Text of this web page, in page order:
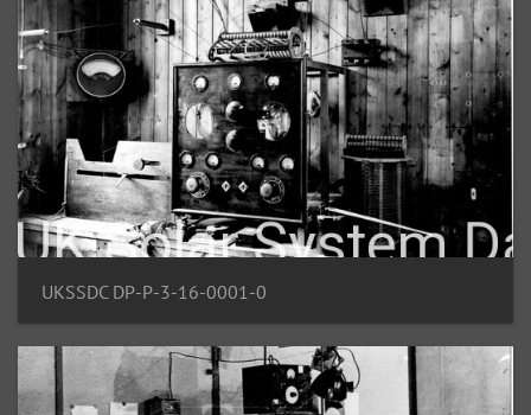
UKSSDC DP-P-3-16-0001-0